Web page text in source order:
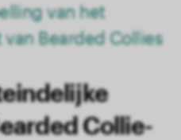
van het
Bearded Collies
Collie-